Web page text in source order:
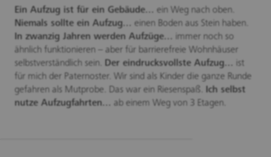
Ein Aufzug ist für ein Gebäude... ein Weg nach oben.
Niemals sollte ein Aufzug... einen Boden aus Stein haben.
In zwanzig Jahren werden Aufzüge... immer noch so
ähnlich funktionieren – aber für barrierefreie Wohnhäuser
selbstverständlich sein.
Der eindrucksvollste Aufzug... ist
für mich der Paternoster. Wir sind als Kinder die ganze Runde
gefahren als Mutprobe. Das war ein Riesenspaß.
Ich selbst
nutze Aufzugfahrten... ab einem Weg von 3 Etagen.